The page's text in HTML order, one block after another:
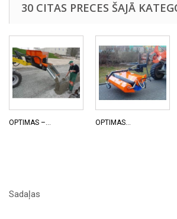
30 CITAS PRECES ŠAJĀ
OPTIMAS –... OPTIMAS...
Sadaļas